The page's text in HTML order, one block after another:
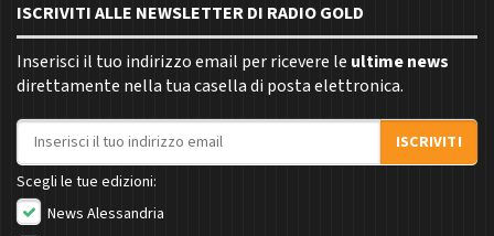
ISCRIVITI ALLE NEWSLETTER DI RADIO GOLD
Inserisci il tuo indirizzo email per ricevere le ultime news
direttamente nella tua casella di posta elettronica.
Indirizzo email
ISCRIVITI
Scegli le tue edizioni:
News Alessandria